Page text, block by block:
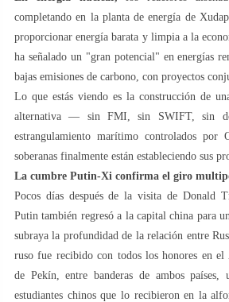
completando en la planta de energía de
proporcionar energía barata y limpia a la
ha señalado un "gran potencial" en energías
bajas emisiones de carbono, con proyectos
Lo que estás viendo es la construcción de
alternativa — sin FMI, sin SWIFT, sin
estrangulamiento marítimo controlados por
soberanas finalmente están estableciendo sus
La cumbre Putin-Xi confirma el giro
Pocos días después de la visita de Donald
Putin también regresó a la capital china para
subraya la profundidad de la relación entre
ruso fue recibido con todos los honores en el
de Pekín, entre banderas de ambos
estudiantes chinos que lo recibieron en la